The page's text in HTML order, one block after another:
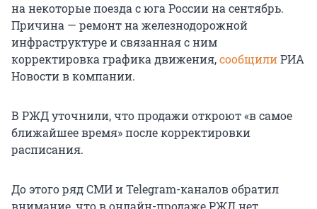
на некоторые поезда с юга России на сентябрь.
Причина — ремонт на железнодорожной
инфраструктуре и связанная с ним
корректировка графика движения,сообщилиРИА
Новости в компании.
В РЖД уточнили, что продажи откроют «в самое
ближайшее время» после корректировки
расписания.
До этого ряд СМИ и Telegram-каналов обратил
внимание, что в онлайн-продаже РЖД нет